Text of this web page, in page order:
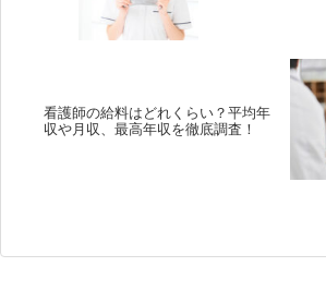
看護師の給料はどれくらい？平均年
収や月収、最高年収を徹底調査！